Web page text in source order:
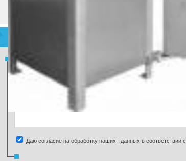
Даю согласие на обработку наших данных в соответствии с